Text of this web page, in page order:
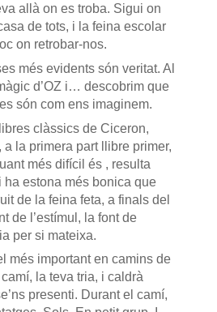
allà on es troba. Sigui on
de tots, i la feina escolar
on retrobar-nos.
més evidents són veritat. Al
d’OZ i… descobrim que
són com ens imaginem.
clàssics de Ciceron,
a la primera part llibre primer,
més difícil és , resulta
ha estona més bonica que
de la feina feta, a finals del
de l’estímul, la font de
per si mateixa.
més important en camins de
la teva tria, i caldrà
presenti. Durant el camí,